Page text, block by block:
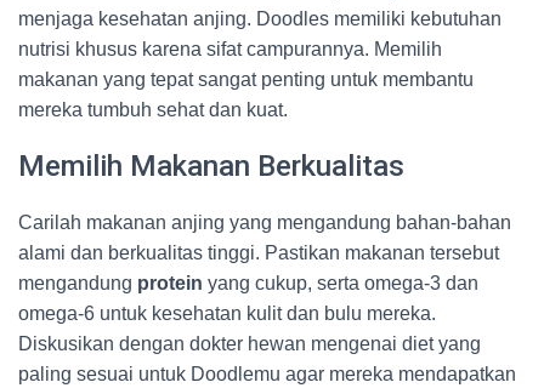
menjaga kesehatan anjing. Doodles memiliki kebutuhan
nutrisi khusus karena sifat campurannya. Memilih
makanan yang tepat sangat penting untuk membantu
mereka tumbuh sehat dan kuat.
Memilih Makanan Berkualitas
Carilah makanan anjing yang mengandung bahan-bahan
alami dan berkualitas tinggi. Pastikan makanan tersebut
mengandung protein yang cukup, serta omega-3 dan
omega-6 untuk kesehatan kulit dan bulu mereka.
Diskusikan dengan dokter hewan mengenai diet yang
paling sesuai untuk Doodlemu agar mereka mendapatkan